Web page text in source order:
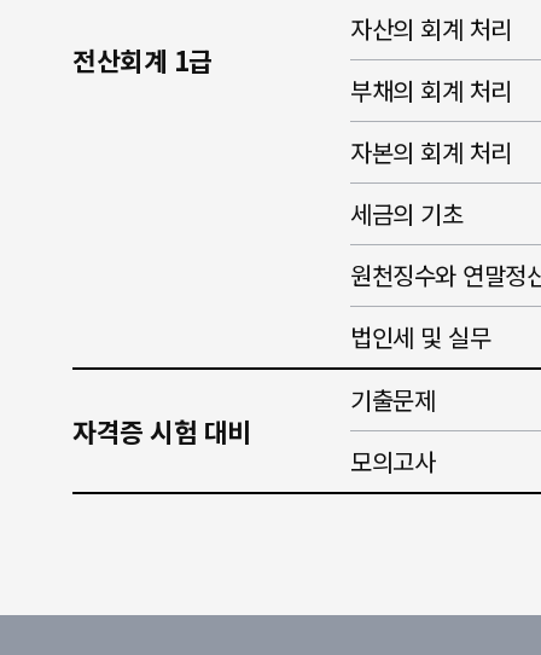
전산회계 1급
자산의 회계 처리
부채의 회계 처리
자본의 회계 처리
세금의 기초
원천징수와 연말정
법인세 및 실무
자격증 시험 대비
기출문제
모의고사